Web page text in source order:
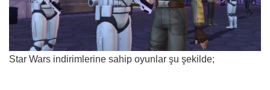
Star Wars indirimlerine sahip oyunlar şu şekilde;